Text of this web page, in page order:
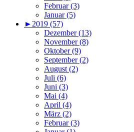
Februar (3)
Januar (5)
►2019 (57)
Dezember (13)
November (8)
Oktober (9)
September (2)
August (2)
Juli (6)
Juni (3)
Mai (4)
April (4)
März (2)
Februar (3)